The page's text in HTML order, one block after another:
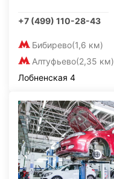
+7 (499) 110-28-43
Бибирево(1,6 км)
Алтуфьево(2,35 км)
Лобненская 4